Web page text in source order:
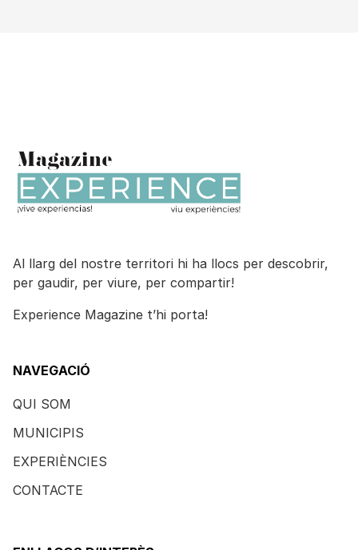
Al llarg del nostre territori hi ha llocs per descobrir,
per gaudir, per viure, per compartir!
Experience Magazine t’hi porta!
NAVEGACIÓ
QUI SOM
MUNICIPIS
EXPERIÈNCIES
CONTACTE